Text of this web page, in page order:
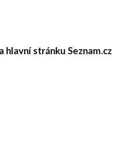
hlavní stránku Seznam.cz